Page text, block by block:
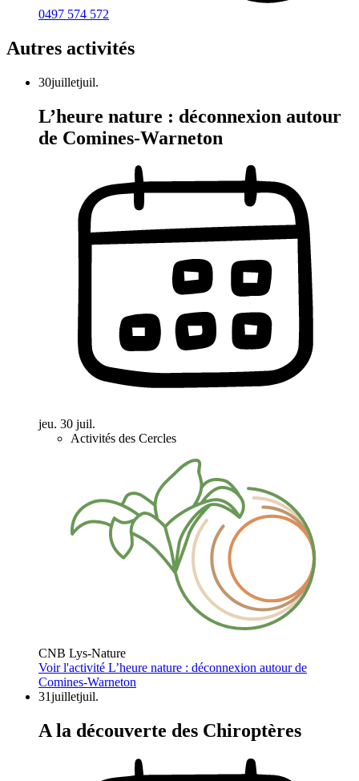
0497 574 572
Autres activités
30juilletjuil.
L’heure nature : déconnexion autour
de Comines-Warneton
jeu. 30 juil.
Activités des Cercles
CNB Lys-Nature
Voir l'activité L’heure nature : déconnexion autour de
Comines-Warneton
31juilletjuil.
A la découverte des Chiroptères